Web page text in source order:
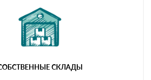
СКЛАДЫ